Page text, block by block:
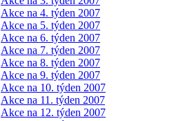
Akce na 4. týden 2007
Akce na 5. týden 2007
Akce na 6. týden 2007
Akce na 7. týden 2007
Akce na 8. týden 2007
Akce na 9. týden 2007
Akce na 10. týden 2007
Akce na 11. týden 2007
Akce na 12. týden 2007